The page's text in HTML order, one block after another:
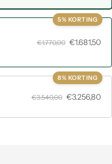
5% KORTING
€1.770,00 €1.681,50
8% KORTING
€3.540,00 €3.256,80